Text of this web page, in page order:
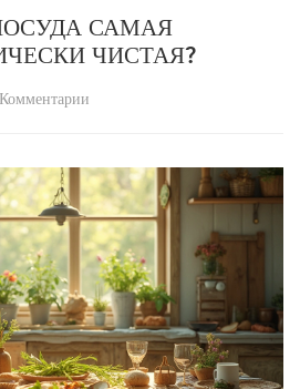
САМАЯ
ЧИСТАЯ?